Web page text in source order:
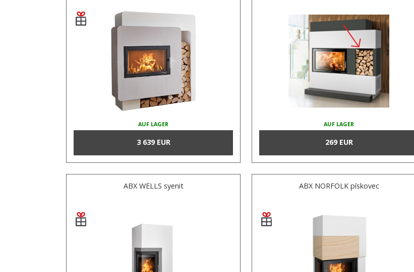
AUF LAGER
3 639 EUR
AUF LAGER
269 EUR
ABX WELLS syenit ABX NORFOLK pískovec